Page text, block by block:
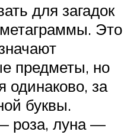
для загадок
Это
предметы, но
одинаково, за
буквы.
роза, луна —